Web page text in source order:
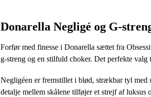
Donarella Negligé og G-
Forfør med finesse i Donarella sættet fra
g-streng og en stilfuld choker. Det perfekte
Negligéen er fremstillet i blød, strækbar tyl med
detalje mellem skålene tilføjer et strejf af